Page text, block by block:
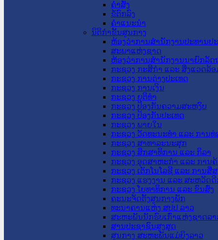
ຄໍາສັ່ງ
ຂໍ້ຕົກລົງ
ຄໍາແນະນໍາ
ນິຕິກໍາຂັ້ນສູນກາງ
ຫ້ອງວ່າການສໍານັກງານປະທານປ
ສະພາແຫ່ງຊາດ
ຫ້ອງວ່າການສຳນັກງານນາຍົກລັດ
ກະຊວງ ກະສິກຳ ແລະ ສິ່ງແວດລ້ອ
ກະຊວງ ການຕ່າງປະເທດ
ກະຊວງ ການເງິນ
ກະຊວງ ຍຸຕິທໍາ
ກະຊວງ ປ້ອງກັນຄວາມສະຫງົບ
ກະຊວງ ປ້ອງກັນປະເທດ
ກະຊວງ ພາຍໃນ
ກະຊວງ ວັດທະນະທຳ ແລະ ການທ່
ກະຊວງ ສາທາລະນະສຸກ
ກະຊວງ ສຶກສາທິການ ແລະ ກິລາ
ກະຊວງ ອຸດສາຫະກຳ ແລະ ການຄ້
ກະຊວງ ເຕັກໂນໂລຊີ ແລະ ການສື່
ກະຊວງ ແຮງງານ ແລະ ສະຫວັດ
ກະຊວງ ໂຍທາທິການ ແລະ ຂົນສົ່ງ
ຄະນະຈັດຕັ້ງສູນກາງພັກ
ທະນາຄານແຫ່ງ ສປປ ລາວ
ສະຫະພັນນັກຮົບເກົ່າແຫ່ງຊາດລາ
ສານປະຊາຊົນສູງສຸດ
ສູນກາງ ສະຫະພັນແມ່ຍິງລາວ